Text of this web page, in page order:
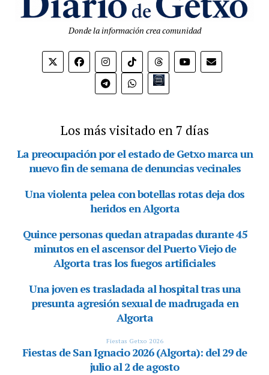
Donde la información crea comunidad
Bio.link
Los más visitado en 7 días